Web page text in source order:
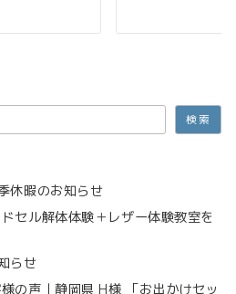
検索
休暇のお知らせ
セル解体体験＋レザー体験教室を
らせ
の声｜静岡県 H様 「お出かけセッ